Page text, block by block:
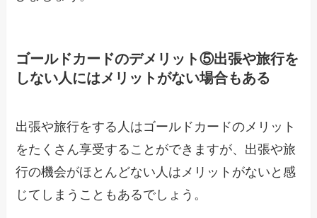
ゴールドカードのデメリット⑤出張や旅行を
しない人にはメリットがない場合もある
出張や旅行をする人はゴールドカードのメリット
をたくさん享受することができますが、出張や旅
行の機会がほとんどない人はメリットがないと感
じてしまうこともあるでしょう。